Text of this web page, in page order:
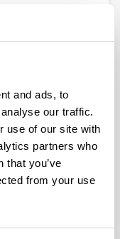
and ads, to
our traffic.
use of our site with
partners who
that you’ve
from your use
Influenza
to the First
3, 190 - 194
the Heart of